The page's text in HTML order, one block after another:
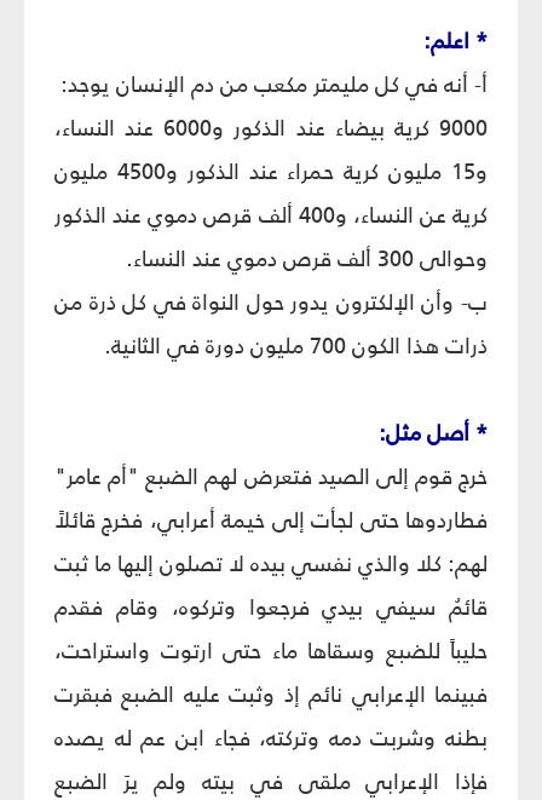
* اعلم:
أ- أنه في كل مليمتر مكعب من دم الإنسان يوجد:
9000 كرية بيضاء عند الذكور و6000 عند النساء،
و15 مليون كرية حمراء عند الذكور و4500 مليون
كرية عن النساء، و400 ألف قرص دموي عند الذكور
وحوالى 300 ألف قرص دموي عند النساء.
ب- وأن الإلكترون يدور حول النواة في كل ذرة من
ذرات هذا الكون 700 مليون دورة في الثانية.
* أصل مثل:
خرج قوم إلى الصيد فتعرض لهم الضبع "أم عامر"
فطاردوها حتى لجأت إلى خيمة أعرابي، فخرج قائلاً
لهم: كلا والذي نفسي بيده لا تصلون إليها ما ثبت
قائمُ سيفي بيدي فرجعوا وتركوه، وقام فقدم
حليباً للضبع وسقاها ماء حتى ارتوت واستراحت،
فبينما الإعرابي نائم إذ وثبت عليه الضبع فبقرت
بطنه وشربت دمه وتركته، فجاء ابن عم له يصده
فإذا الإعرابي ملقى في بيته ولم يرَ الضبع